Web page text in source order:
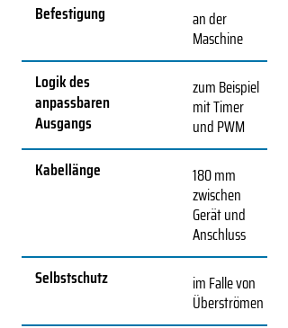
Befestigung
an der
Maschine
Logik des
anpassbaren
Ausgangs
zum Beispiel
mit Timer
und PWM
Kabellänge
180 mm
zwischen
Gerät und
Anschluss
Selbstschutz
im Falle von
Überströmen